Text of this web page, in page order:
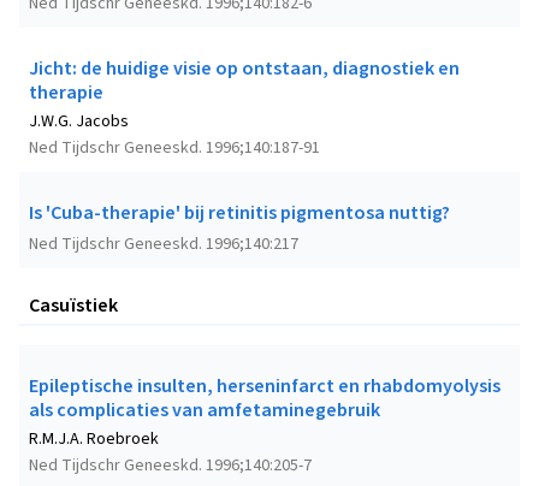
Jicht: de huidige visie op ontstaan, diagnostiek en
therapie
Ned Tijdschr Geneeskd. 1996;140:187-91
J.W.G. Jacobs
Is 'Cuba-therapie' bij retinitis pigmentosa nuttig?
Ned Tijdschr Geneeskd. 1996;140:217
Casuïstiek
Epileptische insulten, herseninfarct en rhabdomyolysis
als complicaties van amfetaminegebruik
Ned Tijdschr Geneeskd. 1996;140:205-7
R.M.J.A. Roebroek